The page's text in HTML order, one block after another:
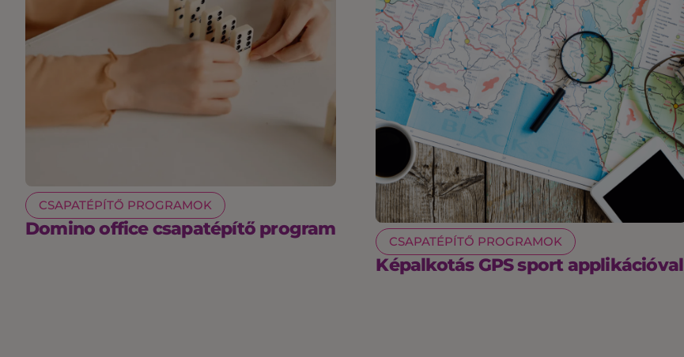
CSAPATÉPÍTŐ PROGRAMOK
Domino office csapatépítő program
CSAPATÉPÍTŐ PROGRAMOK
Képalkotás GPS sport applikációval